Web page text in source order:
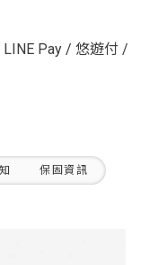
LINE Pay / 悠遊付 /
保固資訊